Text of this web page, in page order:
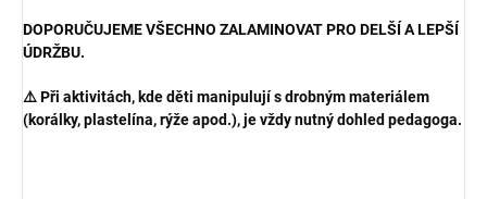
DOPORUČUJEME VŠECHNO ZALAMINOVAT PRO DELŠÍ A LEPŠÍ
ÚDRŽBU.
⚠️ Při aktivitách, kde děti manipulují s drobným materiálem
(korálky, plastelína, rýže apod.), je vždy nutný dohled pedagoga.